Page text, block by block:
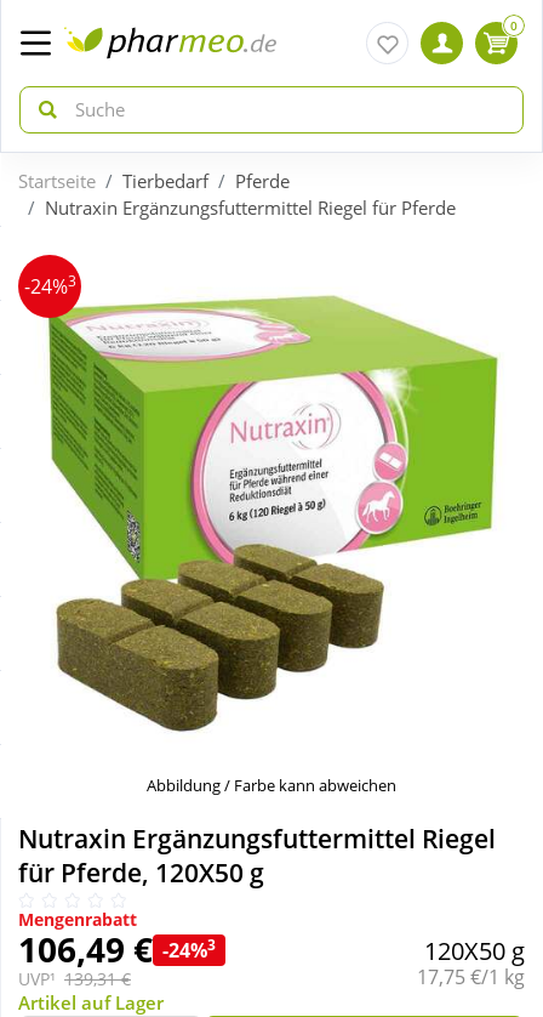
zurück
ÜBERSICHT AKTIONEN
Aktuelle Coupons
Gratis dazu
Neuheiten
Schnäppchen
Täglich gut versorgt
zurück
ÜBERSICHT KATEGORIEN
Arzneimittel
Bio & Genuss
Diabetes
Körperpflege & Kosmetik
Liebe & Erotik
Mutter & Kind
Nahrungsergänzung
Natur & Homöopathie
Sanitätshaus
Sport & Fitness
0
Startseite Tierbedarf
Pferde
Nutraxin Ergänzungsfuttermittel Riegel für Pferde
-24%3
Abbildung / Farbe kann abweichen
Nutraxin Ergänzungsfuttermittel Riegel
für Pferde, 120X50 g
Mengenrabatt
106,49 € -24%3
UVP¹ 139,31 €
120X50 g
Grundpreis:
17,75 €/1 kg
Artikel auf Lager